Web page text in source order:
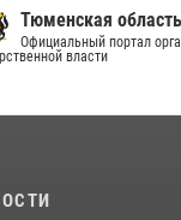
Тюменская область
Официальный портал
власти